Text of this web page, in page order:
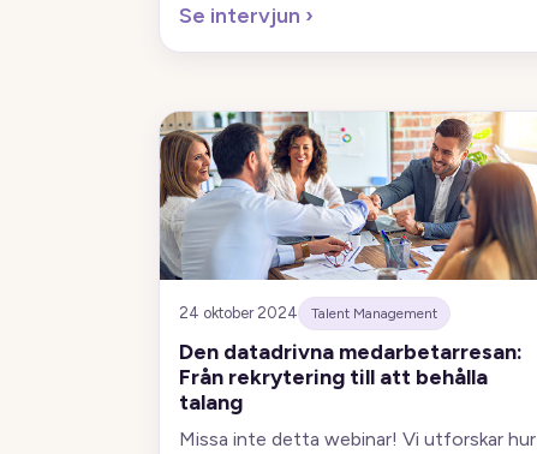
Se intervjun ›
24 oktober 2024 Talent Management
Den datadrivna medarbetarresan:
Från rekrytering till att behålla
talang
Missa inte detta webinar! Vi utforskar hur